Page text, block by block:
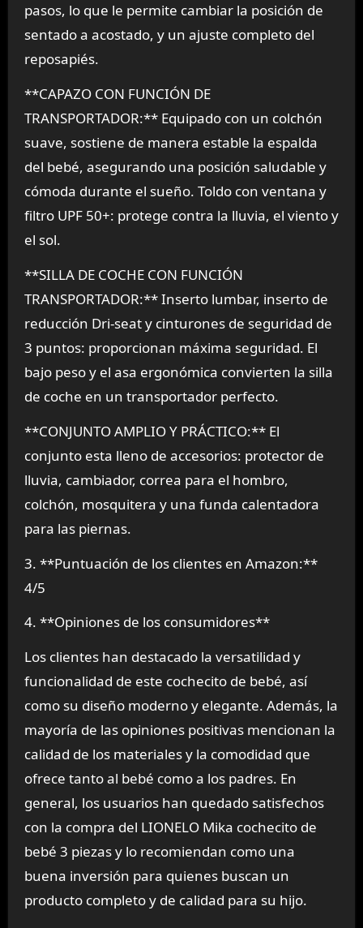
pasos, lo que le permite cambiar la posición de
sentado a acostado, y un ajuste completo del
reposapiés.
**CAPAZO CON FUNCIÓN DE
TRANSPORTADOR:** Equipado con un colchón
suave, sostiene de manera estable la espalda
del bebé, asegurando una posición saludable y
cómoda durante el sueño. Toldo con ventana y
filtro UPF 50+: protege contra la lluvia, el viento y
el sol.
**SILLA DE COCHE CON FUNCIÓN
TRANSPORTADOR:** Inserto lumbar, inserto de
reducción Dri-seat y cinturones de seguridad de
3 puntos: proporcionan máxima seguridad. El
bajo peso y el asa ergonómica convierten la silla
de coche en un transportador perfecto.
**CONJUNTO AMPLIO Y PRÁCTICO:** El
conjunto esta lleno de accesorios: protector de
lluvia, cambiador, correa para el hombro,
colchón, mosquitera y una funda calentadora
para las piernas.
3. **Puntuación de los clientes en Amazon:**
4/5
4. **Opiniones de los consumidores**
Los clientes han destacado la versatilidad y
funcionalidad de este cochecito de bebé, así
como su diseño moderno y elegante. Además, la
mayoría de las opiniones positivas mencionan la
calidad de los materiales y la comodidad que
ofrece tanto al bebé como a los padres. En
general, los usuarios han quedado satisfechos
con la compra del LIONELO Mika cochecito de
bebé 3 piezas y lo recomiendan como una
buena inversión para quienes buscan un
producto completo y de calidad para su hijo.